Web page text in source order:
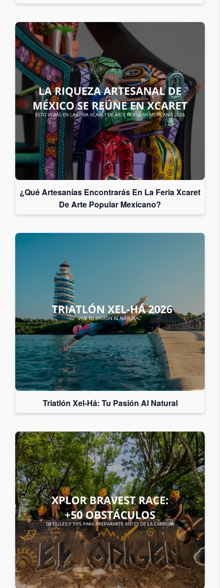
¿Qué Artesanías Encontrarás En La Feria Xcaret
De Arte Popular Mexicano?
Triatlón Xel-Há: Tu Pasión Al Natural